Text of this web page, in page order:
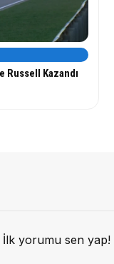
Russell Kazandı
İlk yorumu sen yap!